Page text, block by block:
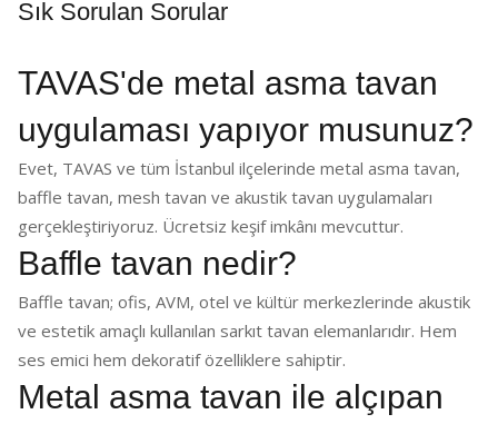
Sık Sorulan Sorular
TAVAS'de metal asma tavan
uygulaması yapıyor musunuz?
Evet, TAVAS ve tüm İstanbul ilçelerinde metal asma tavan,
baffle tavan, mesh tavan ve akustik tavan uygulamaları
gerçekleştiriyoruz. Ücretsiz keşif imkânı mevcuttur.
Baffle tavan nedir?
Baffle tavan; ofis, AVM, otel ve kültür merkezlerinde akustik
ve estetik amaçlı kullanılan sarkıt tavan elemanlarıdır. Hem
ses emici hem dekoratif özelliklere sahiptir.
Metal asma tavan ile alçıpan